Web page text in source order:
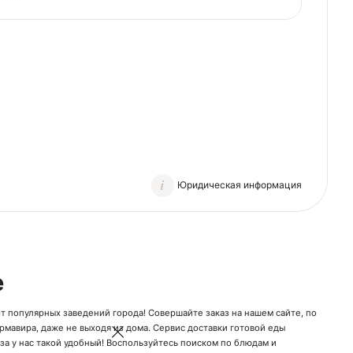
Юридическая информация
заведений города! Совершайте заказ на нашем сайте, по
даже не выходя из дома. Сервис доставки готовой еды
у нас такой удобный! Воспользуйтесь поиском по блюдам и